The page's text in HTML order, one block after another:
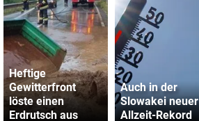
Heftige
Gewitterfront
löste einen
Erdrutsch aus
Auch in der
Slowakei neuer
Allzeit-Rekord